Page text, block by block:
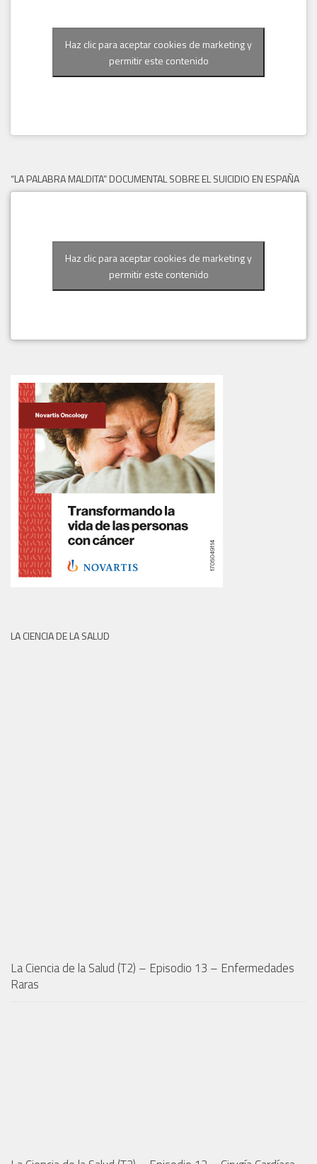
Haz clic para aceptar cookies de marketing y
permitir este contenido
“LA PALABRA MALDITA” DOCUMENTAL SOBRE EL SUICIDIO EN ESPAÑA
Haz clic para aceptar cookies de marketing y
permitir este contenido
LA CIENCIA DE LA SALUD
La Ciencia de la Salud (T2) – Episodio 13 – Enfermedades
Raras